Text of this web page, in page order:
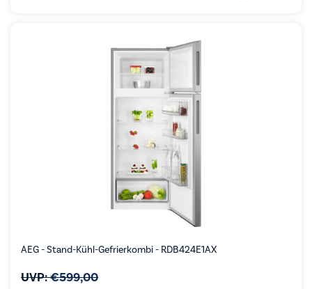
AEG - Stand-Kühl-Gefrierkombi - RDB424E1AX
UVP:€599,00